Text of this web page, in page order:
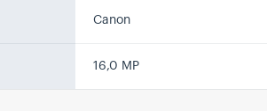
Canon
16,0 MP